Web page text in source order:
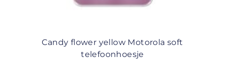
Candy flower yellow Motorola soft
telefoonhoesje